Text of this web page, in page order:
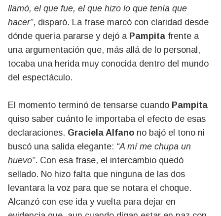
llamó, el que fue, el que hizo lo que tenía que
hacer”, disparó. La frase marcó con claridad desde
dónde quería pararse y dejó a Pampita frente a
una argumentación que, más allá de lo personal,
tocaba una herida muy conocida dentro del mundo
del espectáculo.
El momento terminó de tensarse cuando Pampita
quiso saber cuánto le importaba el efecto de esas
declaraciones. Graciela Alfano no bajó el tono ni
buscó una salida elegante: “A mí me chupa un
huevo”. Con esa frase, el intercambio quedó
sellado. No hizo falta que ninguna de las dos
levantara la voz para que se notara el choque.
Alcanzó con ese ida y vuelta para dejar en